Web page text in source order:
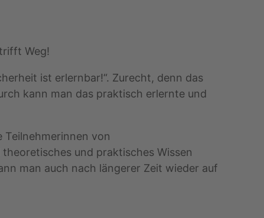
Weg!
ist erlernbar!“. Zurecht, denn das
kann man das praktisch erlernte und
Teilnehmerinnen von
und praktisches Wissen
man auch nach längerer Zeit wieder auf